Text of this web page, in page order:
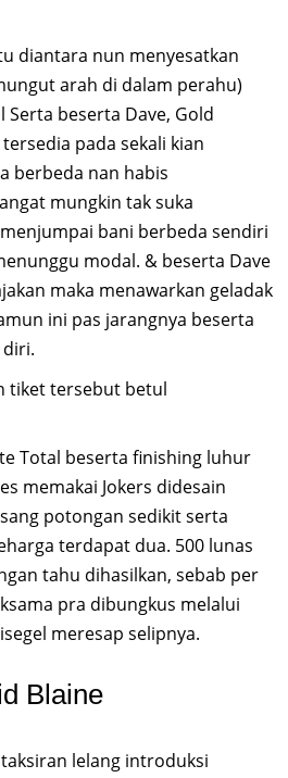
diantara nun menyesatkan
arah di dalam perahu)
beserta Dave, Gold
pada sekali kian
berbeda nan habis
mungkin tak suka
bani berbeda sendiri
modal. & beserta Dave
maka menawarkan geladak
ini pas jarangnya beserta
tiket tersebut betul
Total beserta finishing luhur
memakai Jokers didesain
potongan sedikit serta
terdapat dua. 500 lunas
tahu dihasilkan, sebab per
pra dibungkus melalui
meresap selipnya.
Blaine
lelang introduksi